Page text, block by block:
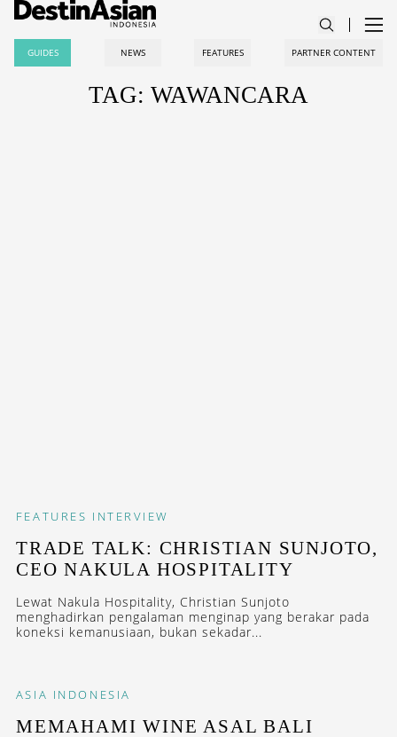
GUIDES NEWS FEATURES PARTNER CONTENT
TAG: WAWANCARA
FEATURES INTERVIEW
TRADE TALK: CHRISTIAN SUNJOTO,
CEO NAKULA HOSPITALITY
Lewat Nakula Hospitality, Christian Sunjoto
menghadirkan pengalaman menginap yang berakar pada
koneksi kemanusiaan, bukan sekadar...
ASIA INDONESIA
MEMAHAMI WINE ASAL BALI